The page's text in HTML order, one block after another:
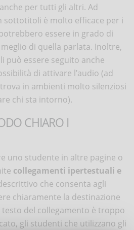
per tutti gli altri. Ad
sottotitoli è molto efficace per i
essere in grado di
di quella parlata. Inoltre,
può essere seguito anche
di attivare l’audio (ad
in ambienti molto silenziosi
chi sta intorno).
CHIARO I
uno studente in altre pagine o
collegamenti ipertestuali e
che consenta agli
chiaramente la destinazione
testo del collegamento è troppo
gli studenti che utilizzano gli